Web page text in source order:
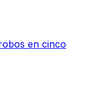
en cinco